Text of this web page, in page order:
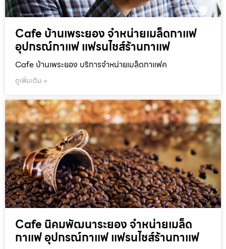
Cafe บ้านเพระยอง จำหน่ายเมล็ดกาแฟ
อุปกรณ์กาแฟ แฟรนไชส์ร้านกาแฟ
Cafe บ้านเพระยอง บริการจำหน่ายเมล็ดกาแฟค
ดูเพิ่มเติม »
Cafe นิคมพัฒนาระยอง จำหน่ายเมล็ด
กาแฟ อุปกรณ์กาแฟ แฟรนไชส์ร้านกาแฟ